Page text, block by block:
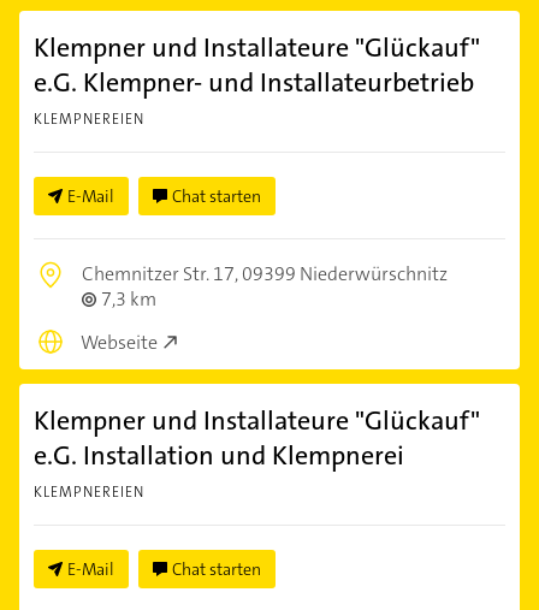
Klempner und Installateure "Glückauf"
e.G. Klempner- und Installateurbetrieb
KLEMPNEREIEN
E-Mail Chat starten
Chemnitzer Str. 17,09399 Niederwürschnitz
7,3 km
Webseite
Klempner und Installateure "Glückauf"
e.G. Installation und Klempnerei
KLEMPNEREIEN
E-Mail Chat starten